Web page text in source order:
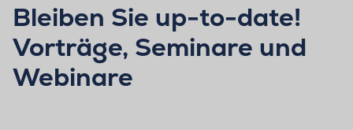
Bleiben Sie up-to-date!
Vorträge, Seminare und
Webinare